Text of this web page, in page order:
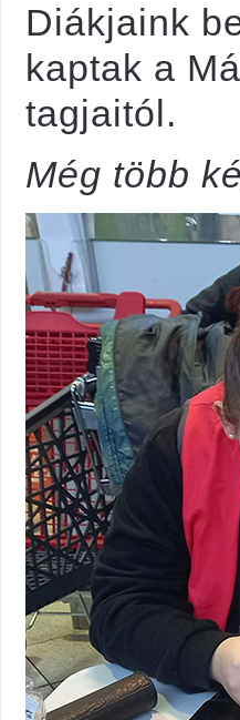
Diákjaink
kaptak a
tagjaitól.
Még több